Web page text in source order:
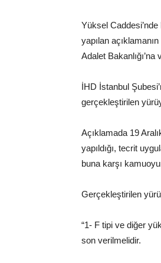
Yüksel
yapılan
Adalet
İHD İstanbul
gerçekleştirilen
Açıklamada 19
yapıldığı, tecrit
buna karşı
Gerçekleştirilen
“1- F tipi ve diğer
son verilmelidir.